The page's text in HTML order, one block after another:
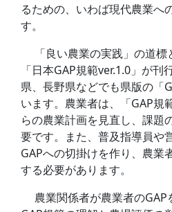
るための、いわば現代農業へ
す。
「良い農業の実践」の道標
「日本GAP規範ver.1.0」が
県、長野県などでも県版の「
います。農業者は、「GAP規
らの農業計画を見直し、課題
要です。また、普及指導員や
GAPへの切掛けを作り、農業
する必要があります。
農業関係者が農業者のGAP